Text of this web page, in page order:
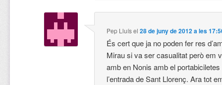
Pep Lluísel28 de juny de 2012 a les
És cert que ja no poden fer res
Mirau si va ser casualitat però em
amb en Nonis amb el
l’entrada de Sant Llorenç. Ara tot